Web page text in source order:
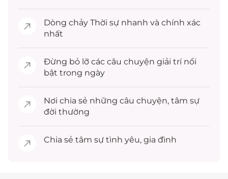
Dòng chảy Thời sự nhanh và chính xác
nhất
Đừng bỏ lỡ các câu chuyện giải trínổi
bật trong ngày
Nơi chia sẻ những câu chuyện, tâm sự
đời thường
Chia sẻ tâm sự tình yêu, gia đình